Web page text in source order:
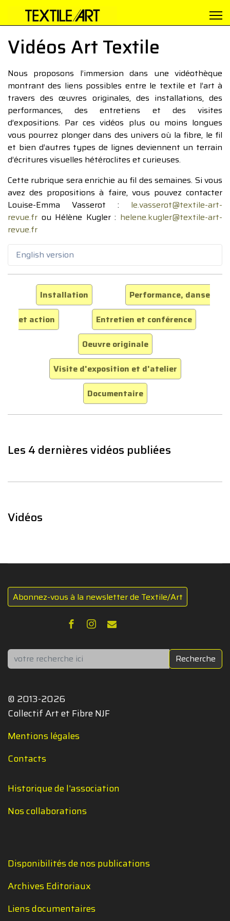
Vidéos Art Textile
Nous proposons l’immersion dans une vidéothèque
montrant des liens possibles entre le textile et l’art à
travers des œuvres originales, des installations, des
performances, des entretiens et des visites
d’expositions. Par ces vidéos plus ou moins longues
vous pourrez plonger dans des univers où la fibre, le fil
et bien d’autres types de lignes deviennent un terrain
d’écritures visuelles hétéroclites et curieuses.
Cette rubrique sera enrichie au fil des semaines. Si vous
avez des propositions à faire, vous pouvez contacter
Louise-Emma Vasserot : le.vasserot@textile-art-
revue.fr ou Hélène Kugler : helene.kugler@textile-art-
revue.fr
English version
Installation
Performance, danse
et action
Entretien et conférence
Oeuvre originale
Visite d'exposition et d'atelier
Documentaire
Les 4 dernières vidéos publiées
Vidéos
Abonnez-vous à la newsletter de Textile/Art
Rechercher Recherche
© 2013-2026
Collectif Art et Fibre NJF
Mentions légales
Contacts
Historique de l'association
Nos collaborations
Disponibilités de nos publications
Archives Editoriaux
Liens documentaires